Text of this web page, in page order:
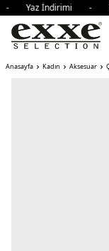
- Yaz İndirimi
Anasayfa Kadın Aksesuar